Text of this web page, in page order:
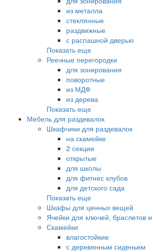
из металла
стеклянные
раздвижные
с распашной дверью
Показать еще
Реечные перегородки
для зонирования
поворотные
из МДФ
из дерева
Показать еще
Мебель для раздевалок
Шкафчики для раздевалок
на скамейке
2 секции
открытые
для школы
для фитнес клубов
для детского сада
Показать еще
Шкафы для ценных вещей
Ячейки для ключей, браслетов и
Скамейки
влагостойкие
с деревянным сиденьем